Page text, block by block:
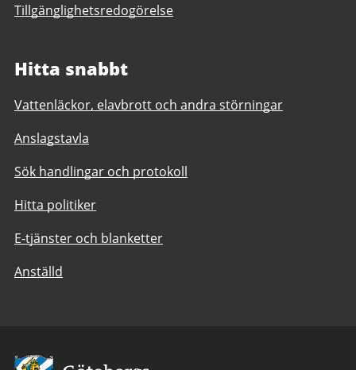
Tillgänglighetsredogörelse
Hitta snabbt
Vattenläckor, elavbrott och andra störningar
Anslagstavla
Sök handlingar och protokoll
Hitta politiker
E-tjänster och blanketter
Anställd
Avsändare: